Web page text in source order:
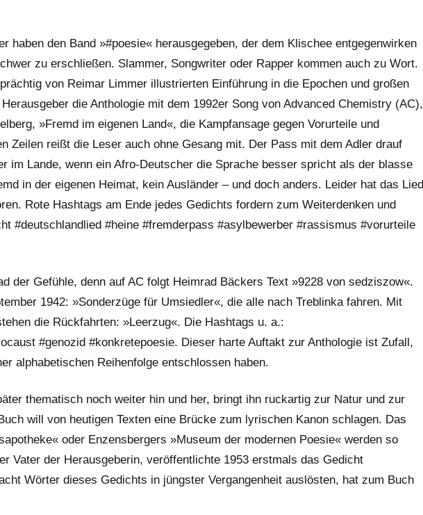
haben den Band »#poesie« herausgegeben, der dem Klischee entgegenwirken
zu erschließen. Slammer, Songwriter oder Rapper kommen auch zu Wort.
von Reimar Limmer illustrierten Einführung in die Epochen und großen
die Anthologie mit dem 1992er Song von Advanced Chemistry (AC),
»Fremd im eigenen Land«, die Kampfansage gegen Vorurteile und
Zeilen reißt die Leser auch ohne Gesang mit. Der Pass mit dem Adler drauf
im Lande, wenn ein Afro-Deutscher die Sprache besser spricht als der blasse
in der eigenen Heimat, kein Ausländer – und doch anders. Leider hat das Lied
Rote Hashtags am Ende jedes Gedichts fordern zum Weiterdenken und
#deutschlandlied #heine #fremderpass #asylbewerber #rassismus #vorurteile
der Gefühle, denn auf AC folgt Heimrad Bäckers Text »9228 von sedziszow«.
1942: »Sonderzüge für Umsiedler«, die alle nach Treblinka fahren. Mit
die Rückfahrten: »Leerzug«. Die Hashtags u. a.:
#genozid #konkretepoesie. Dieser harte Auftakt zur Anthologie ist Zufall,
alphabetischen Reihenfolge entschlossen haben.
thematisch noch weiter hin und her, bringt ihn ruckartig zur Natur und zur
will von heutigen Texten eine Brücke zum lyrischen Kanon schlagen. Das
oder Enzensbergers »Museum der modernen Poesie« werden so
Vater der Herausgeberin, veröffentlichte 1953 erstmals das Gedicht
Wörter dieses Gedichts in jüngster Vergangenheit auslösten, hat zum Buch